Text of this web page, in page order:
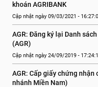
khoán AGRIBANK
Cập nhật ngày 09/03/2021 -
AGR: Đăng ký lại Danh
(AGR)
Cập nhật ngày 24/09/2019 -
AGR: Cấp giấy chứng
nhánh Miền Nam)